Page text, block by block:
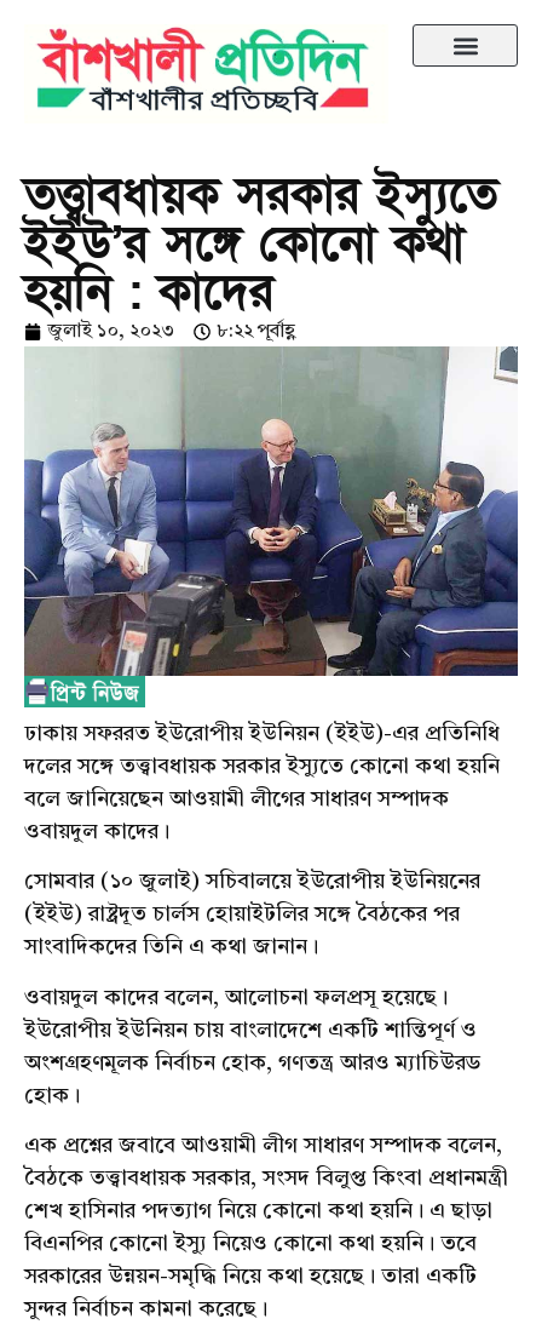
তত্ত্বাবধায়ক সরকার ইস্যুতে
ইইউ’র সঙ্গে কোনো কথা
হয়নি : কাদের
জুলাই ১০, ২০২৩ ৮:২২ পূর্বাহ্ণ
ঢাকায় সফররত ইউরোপীয় ইউনিয়ন (ইইউ)-এর প্রতিনিধি
দলের সঙ্গে তত্ত্বাবধায়ক সরকার ইস্যুতে কোনো কথা হয়নি
বলে জানিয়েছেন আওয়ামী লীগের সাধারণ সম্পাদক
ওবায়দুল কাদের।
সোমবার (১০ জুলাই) সচিবালয়ে ইউরোপীয় ইউনিয়নের
(ইইউ) রাষ্ট্রদূত চার্লস হোয়াইটলির সঙ্গে বৈঠকের পর
সাংবাদিকদের তিনি এ কথা জানান।
ওবায়দুল কাদের বলেন, আলোচনা ফলপ্রসূ হয়েছে।
ইউরোপীয় ইউনিয়ন চায় বাংলাদেশে একটি শান্তিপূর্ণ ও
অংশগ্রহণমূলক নির্বাচন হোক, গণতন্ত্র আরও ম্যাচিউরড
হোক।
এক প্রশ্নের জবাবে আওয়ামী লীগ সাধারণ সম্পাদক বলেন,
বৈঠকে তত্ত্বাবধায়ক সরকার, সংসদ বিলুপ্ত কিংবা প্রধানমন্ত্রী
শেখ হাসিনার পদত্যাগ নিয়ে কোনো কথা হয়নি। এ ছাড়া
বিএনপির কোনো ইস্যু নিয়েও কোনো কথা হয়নি। তবে
সরকারের উন্নয়ন-সমৃদ্ধি নিয়ে কথা হয়েছে। তারা একটি
সুন্দর নির্বাচন কামনা করেছে।